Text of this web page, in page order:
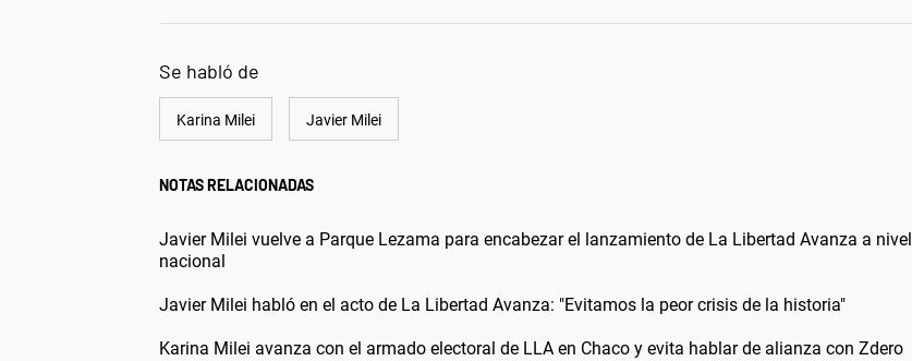
Se habló de
Karina Milei Javier Milei
NOTAS RELACIONADAS
Javier Milei vuelve a Parque Lezama para encabezar el lanzamiento de La Libertad Avanza a nivel
nacional
Javier Milei habló en el acto de La Libertad Avanza: "Evitamos la peor crisis de la historia"
Karina Milei avanza con el armado electoral de LLA en Chaco y evita hablar de alianza con Zdero